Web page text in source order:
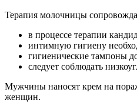
Терапия молочницы
в процессе терапии
интимную гигиену
гигиенические тампоны
следует соблюдать
Мужчины наносят крем на
женщин.